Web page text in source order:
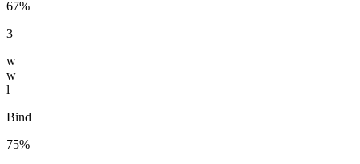
67%
3
w
w
l
Bind
75%